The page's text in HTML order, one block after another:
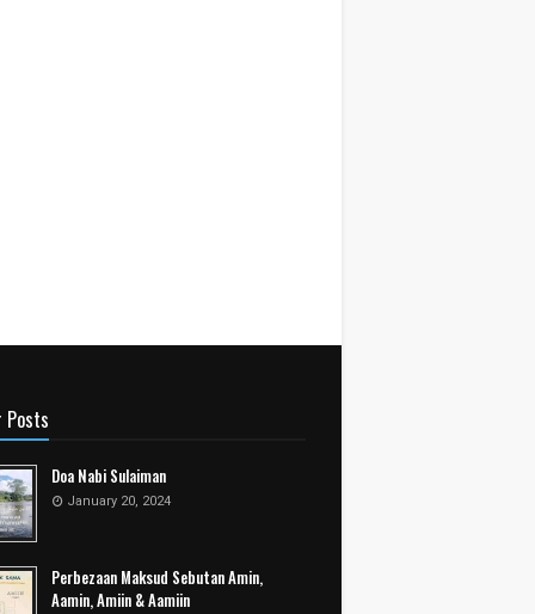
Posts
Doa Nabi Sulaiman
January 20, 2024
Perbezaan Maksud Sebutan Amin,
Aamin, Amiin & Aamiin